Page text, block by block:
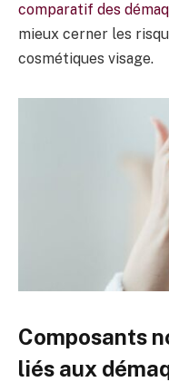
comparatif des
mieux cerner les
cosmétiques visage.
Composants
liés aux